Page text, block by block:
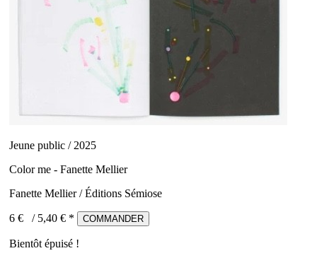
Jeune public / 2025
Color me - Fanette Mellier
Fanette Mellier / Éditions Sémiose
6 € / 5,40 € * COMMANDER
Bientôt épuisé !